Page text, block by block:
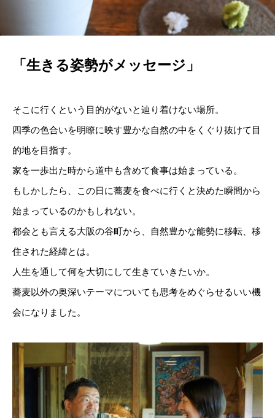
「生きる姿勢がメッセージ」
そこに行くという目的がないと辿り着けない場所。
四季の色合いを明瞭に映す豊かな自然の中をくぐり抜けて目
的地を目指す。
家を一歩出た時から道中も含めて食事は始まっている。
もしかしたら、この日に蕎麦を食べに行くと決めた瞬間から
始まっているのかもしれない。
都会とも言える大阪の谷町から、自然豊かな能勢に移転、移
住された経緯とは。
人生を通して何を大切にして生きていきたいか。
蕎麦以外の奥深いテーマについても思考をめぐらせるいい機
会になりました。